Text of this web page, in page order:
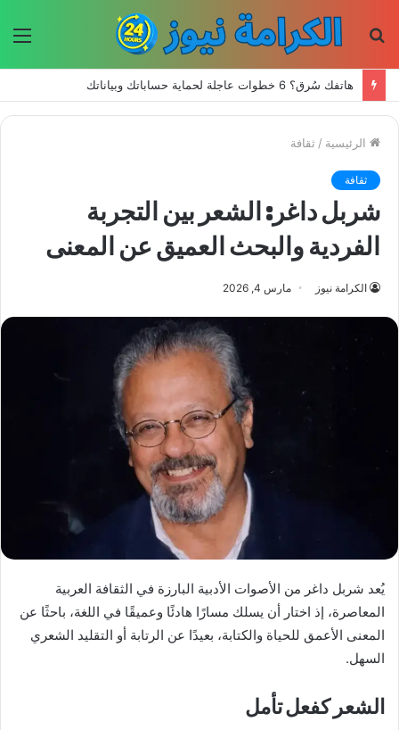
هاتفك سُرق؟ 6 خطوات عاجلة لحماية حساباتك وبياناتك
الرئيسية / ثقافة
ثقافة
شربل داغر: الشعر بين التجربة
الفردية والبحث العميق عن المعنى
الكرامة نيوز مارس 4, 2026
يُعد شربل داغر من الأصوات الأدبية البارزة في الثقافة العربية
المعاصرة، إذ اختار أن يسلك مسارًا هادئًا وعميقًا في اللغة، باحثًا عن
المعنى الأعمق للحياة والكتابة، بعيدًا عن الرتابة أو التقليد الشعري
السهل.
الشعر كفعل تأمل